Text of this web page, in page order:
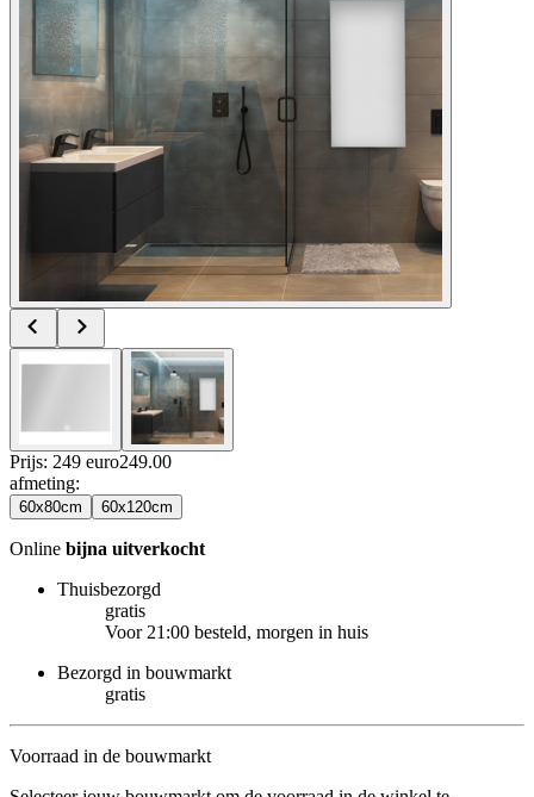
Prijs: 249 euro249.00
afmeting:
60x80cm 60x120cm
Online bijna uitverkocht
Thuisbezorgd
gratis
Voor 21:00 besteld, morgen in huis
Bezorgd in bouwmarkt
gratis
Voorraad in de bouwmarkt